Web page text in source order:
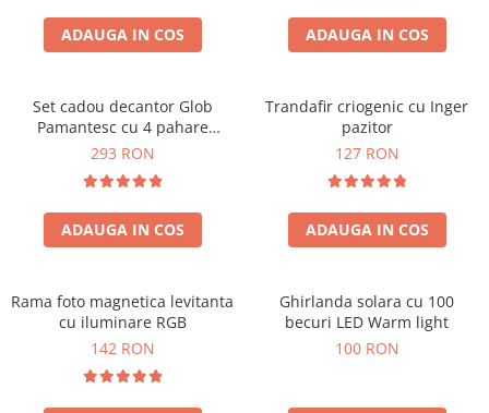
Cadouri Fete
Pentru Copilul din tine
Cadouri de Casa Noua
Cadouri Majorat
Cadouri pentru Nasi
Cadouri pentru Bunici
Cadouri pentru Prieteni
Cel ce are tot
Cadouri Nunta si Cununie civila
Cani si Termosuri
Jocuri si Puzzle
Seturi de caligrafie
Cadouri Sfantul Alexandru
Cadouri Constantin si Elena
Cadouri Sfanta Maria
Cadouri Sfintii Mihail si Gavriil
ADAUGA IN COS ADAUGA IN COS
Set cadou decantor Glob
Pamantesc cu 4 pahare
Deluxe
293 RON
ADAUGA IN COS
Trandafir criogenic cu Inger
pazitor
127 RON
ADAUGA IN COS
Rama foto magnetica levitanta
cu iluminare RGB
142 RON
Ghirlanda solara cu 100
becuri LED Warm light
100 RON